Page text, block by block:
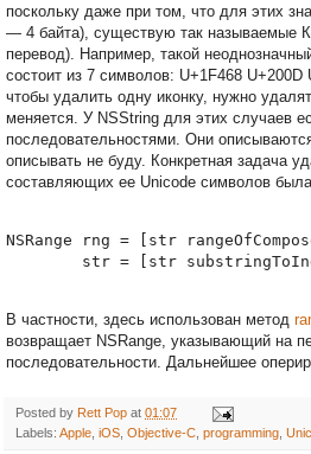
поскольку даже при том, что для этих
— 4 байта), существую так называемые
перевод). Например, такой
состоит из 7 символов: U+1F468 U+200D
чтобы удалить одну иконку, нужно
меняется. У NSString для этих случаев
последовательностями. Они
описывать не буду. Конкретная задача
составляющих ее Unicode символов
NSRange rng = [str
В частности, здесь использован метод
возвращает NSRange, указывающий на
последовательности. Дальнейшее
Posted by Rett Pop at 01:07
Labels: Apple iOS Objective-C programming